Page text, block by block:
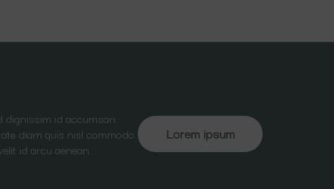
id accumsan.
diam quis nisl commodo.
id arcu aenean.
Lorem ipsum